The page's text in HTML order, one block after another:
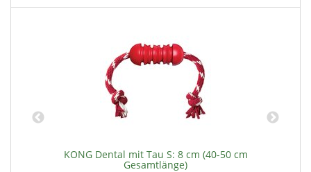
KONG Dental mit Tau S: 8 cm (40-50 cm
Gesamtlänge)